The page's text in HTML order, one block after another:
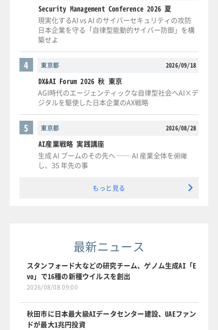
Security Management Conference 2026 夏
現実化するAI vs AI のサイバーセキュリティの攻防
日本企業を守る「自律型能動的サイバー防御」を構
築せよ
東京都 2026/09/18
4
DX&AI Forum 2026 秋 東京
AGI時代のエージェンティックな自律型社会へAI×デ
ジタルを駆使した日本企業のAX戦略
東京都 2026/08/28
5
AI産業戦略 実践講座
生成 AI ブームのその先へ ── AI 産業全体を俯瞰
し、35 年先の事
もっと見る
最新ニュース
スタンフォード大などの研究チーム、ゲノム生成AI「E
vo」で16種の新種ウイルスを創出
2026/08/08 09:00
秋田市に日本最大級AIデータセンター建設、UAEファン
ドが最大1兆円投資